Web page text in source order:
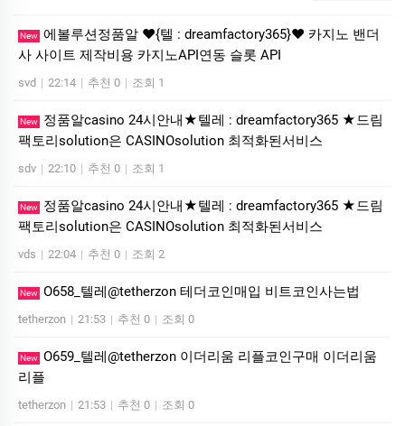
New 에볼루션정품알 ❤️{텔 : dreamfactory365}❤️ 카지노 밴더
사 사이트 제작비용 카지노API연동 슬롯 API
svd | 22:14 | 추천 0 | 조회 1
New
정품알casino 24시안내★텔레 : dreamfactory365 ★드림
팩토리solution은 CASINOsolution 최적화된서비스
sdv | 22:10 | 추천 0 | 조회 1
New
정품알casino 24시안내★텔레 : dreamfactory365 ★드림
팩토리solution은 CASINOsolution 최적화된서비스
vds | 22:04 | 추천 0 | 조회 2
New O658_텔레@tetherzon 테더코인매입 비트코인사는법
tetherzon | 21:53 | 추천 0 | 조회 0
New O659_텔레@tetherzon 이더리움 리플코인구매 이더리움
리플
tetherzon | 21:53 | 추천 0 | 조회 0